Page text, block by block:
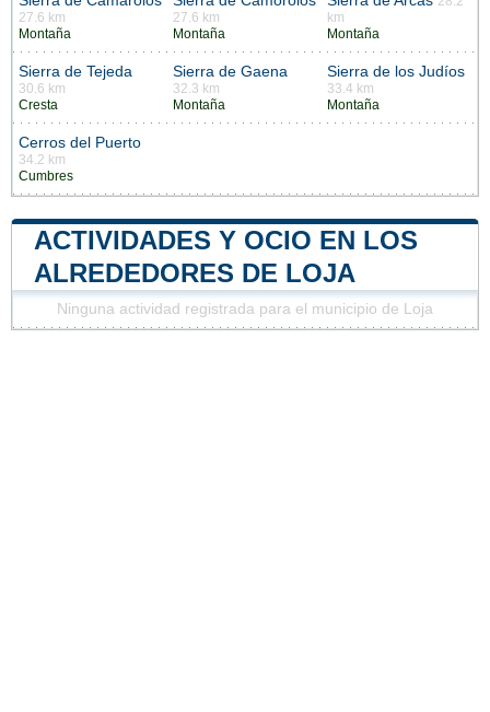
27.6 km
Montaña
27.6 km
Montaña
km
Montaña
Sierra de Tejeda
30.6 km
Cresta
Sierra de Gaena
32.3 km
Montaña
Sierra de los Judíos
33.4 km
Montaña
Cerros del Puerto
34.2 km
Cumbres
ACTIVIDADES Y OCIO EN LOS
ALREDEDORES DE LOJA
Ninguna actividad registrada para el municipio de Loja